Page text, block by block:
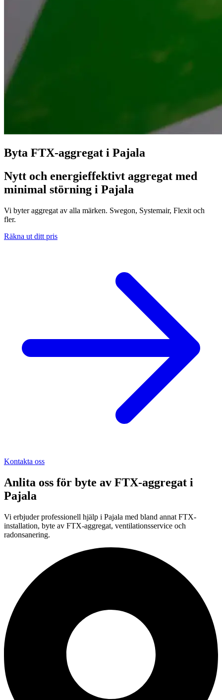
Byta FTX-aggregat i Pajala
Nytt och energieffektivt aggregat med
minimal störning i Pajala
Vi byter aggregat av alla märken. Swegon, Systemair, Flexit och
fler.
Räkna ut ditt pris
Kontakta oss
Anlita oss för byte av FTX-aggregat i
Pajala
Vi erbjuder professionell hjälp i Pajala med bland annat FTX-
installation, byte av FTX-aggregat, ventilationsservice och
radonsanering.